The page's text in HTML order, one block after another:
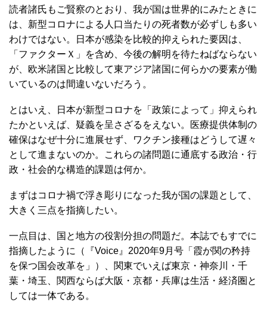
このままでは日本にとって、先の大戦以来の「第二の敗
戦」となる――。依然として続く新型コロナ禍への政府の
対応は、そう評価せざるをえない。
読者諸氏もご賢察のとおり、我が国は世界的にみたときに
わけではない。日本が感染を比較的抑えられた要因は、
「ファクターＸ」を含め、今後の解明を待たねばならない
が、欧米諸国と比較して東アジア諸国に何らかの要素が働
いているのは間違いないだろう。
たかといえば、疑義を呈さざるをえない。医療提供体制の
確保はなぜ十分に進展せず、ワクチン接種はどうして遅々
政・社会的な構造的課題は何か。
まずはコロナ禍で浮き彫りになった我が国の課題として、
大きく三点を指摘したい。